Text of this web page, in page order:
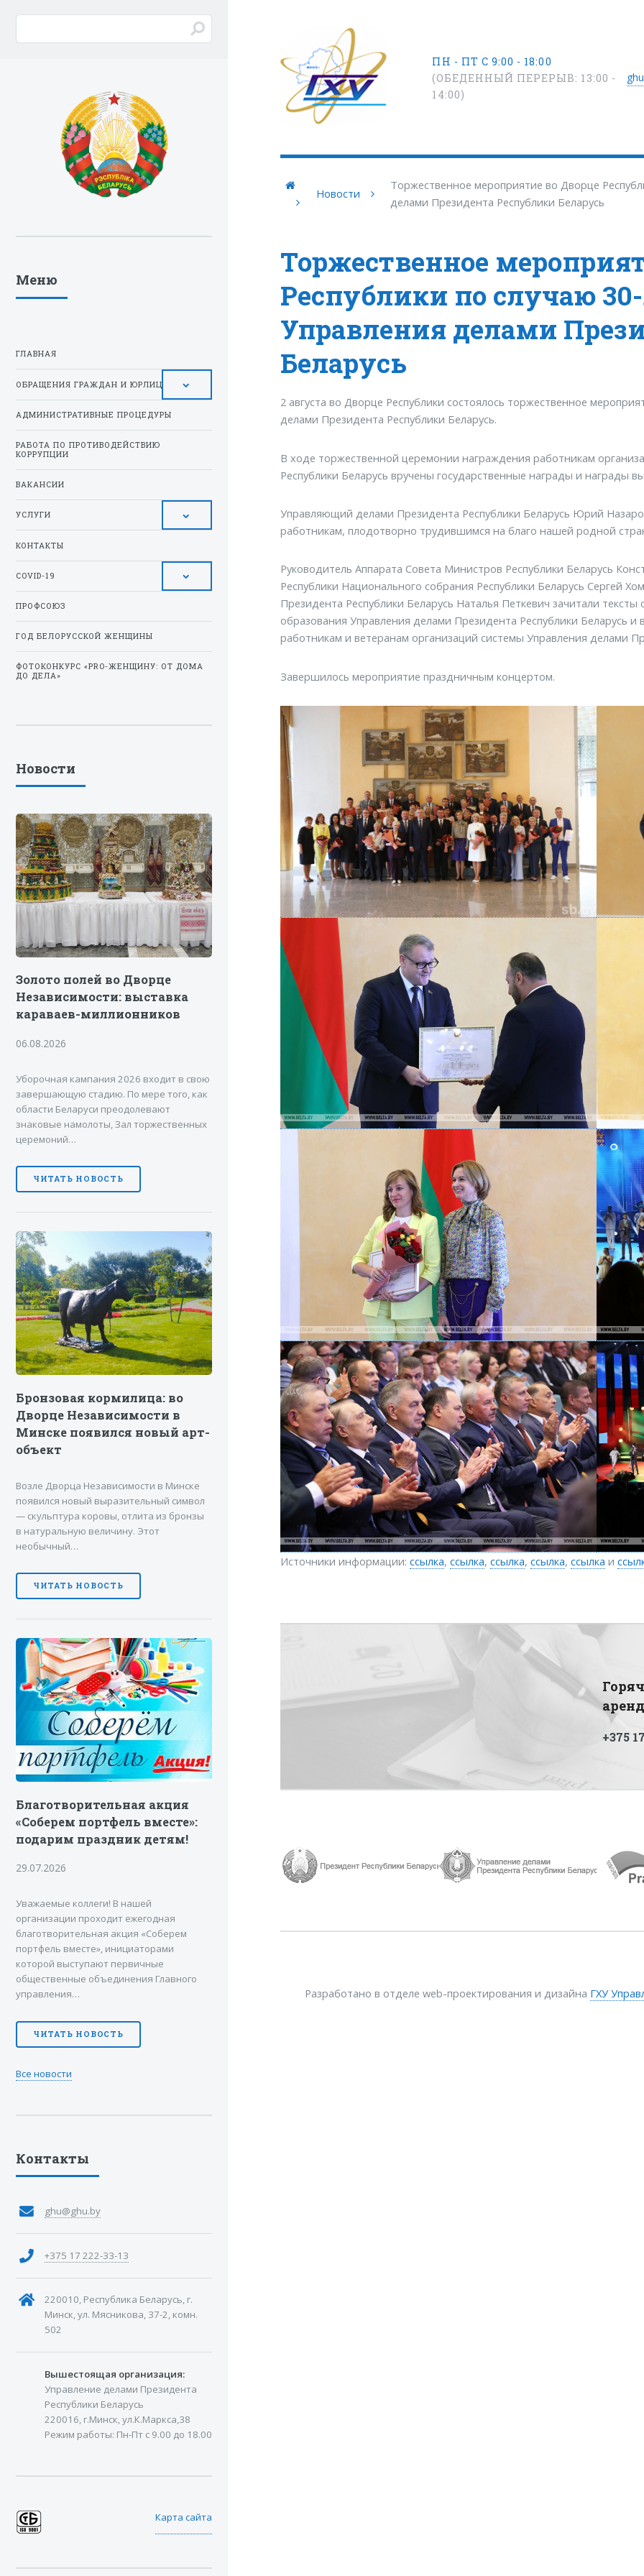
ПН - ПТ С 9:00 - 18:00
(ОБЕДЕННЫЙ ПЕРЕРЫВ: 13:00 -
14:00)
Новости
Торжественное мероприятие во Дворце
делами Президента Республики Беларусь
Торжественное
Республики по случаю
Управления делами
Беларусь
2 августа во Дворце Республики состоялось торжественное
делами Президента Республики Беларусь.
В ходе торжественной церемонии награждения работникам
Республики Беларусь вручены государственные награды и награды
Управляющий делами Президента Республики Беларусь Юрий
работникам, плодотворно трудившимся на благо нашей родной
Руководитель Аппарата Совета Министров Республики Беларусь
Республики Национального собрания Республики Беларусь Сергей
Президента Республики Беларусь Наталья Петкевич зачитали
образования Управления делами Президента Республики Беларусь
работникам и ветеранам организаций системы Управления делами
Завершилось мероприятие праздничным концертом.
Источники информации:ссылка,ссылка,ссылка,ссылка,ссылка и
+375
Разработано в отделе web-проектирования и дизайна ГХУ
Меню
ГЛАВНАЯ
ОБРАЩЕНИЯ ГРАЖДАН И ЮРЛИЦ
АДМИНИСТРАТИВНЫЕ ПРОЦЕДУРЫ
РАБОТА ПО ПРОТИВОДЕЙСТВИЮ
КОРРУПЦИИ
ВАКАНСИИ
УСЛУГИ
КОНТАКТЫ
COVID-19
ПРОФСОЮЗ
ГОД БЕЛОРУССКОЙ ЖЕНЩИНЫ
ФОТОКОНКУРС «PRO-ЖЕНЩИНУ: ОТ ДОМА
ДО ДЕЛА»
Новости
Золото полей во Дворце
Независимости: выставка
караваев-миллионников
06.08.2026
Уборочная кампания 2026 входит в свою
завершающую стадию. По мере того, как
области Беларуси преодолевают
знаковые намолоты, Зал торжественных
церемоний…
ЧИТАТЬ НОВОСТЬ
Бронзовая кормилица: во
Дворце Независимости в
Минске появился новый арт-
объект
Возле Дворца Независимости в Минске
появился новый выразительный символ
— скульптура коровы, отлита из бронзы
в натуральную величину. Этот
необычный…
ЧИТАТЬ НОВОСТЬ
Благотворительная акция
«Соберем портфель вместе»:
подарим праздник детям!
29.07.2026
Уважаемые коллеги! В нашей
организации проходит ежегодная
благотворительная акция «Соберем
портфель вместе», инициаторами
которой выступают первичные
общественные объединения Главного
управления…
ЧИТАТЬ НОВОСТЬ
Все новости
Контакты
ghu@ghu.by
+375 17 222-33-13
220010, Республика Беларусь, г.
Минск, ул. Мясникова, 37-2, комн.
502
Вышестоящая организация:
Управление делами Президента
Республики Беларусь
220016, г.Минск, ул.К.Маркса,38
Режим работы: Пн-Пт с 9.00 до 18.00
Карта сайта